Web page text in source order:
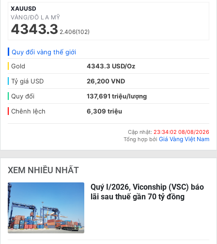
XAUUSD
VÀNG/ĐÔ LA MỸ
4343.3 2.406(102)
Quy đổi vàng thế giới
Gold
4343.3 USD/Oz
Tỷ giá USD
26,200 VND
Quy đổi
137,691 triệu/lượng
Chênh lệch
6,309 triệu
Cập nhật: 23:34:02 08/08/2026
Tổng hợp bởi Giá Vàng Việt Nam
XEM NHIỀU NHẤT
Quý I/2026, Viconship (VSC) báo
lãi sau thuế gần 70 tỷ đồng